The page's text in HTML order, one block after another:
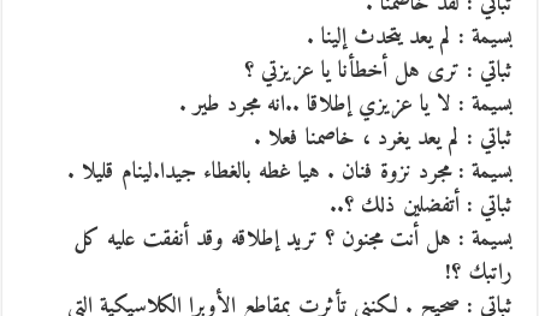
بسيمة : لم يعد يتحدث إلينا .
ثباتي : ترى هل أخطأنا يا عزيزتي ؟
بسيمة : لا يا عزيزي إطلاقا ..انه مجرد طير .
ثباتي : لم يعد يغرد ، خاصمنا فعلا .
بسيمة : مجرد نزوة فنان . هيا غطه بالغطاء جيدا.لينام قليلا .
ثباتي : أتفضلين ذلك ؟..
بسيمة : هل أنت مجنون ؟ تريد إطلاقه وقد أنفقت عليه كل
راتبك ؟!
ثباتي : صحيح . لكنني تأثرت بمقاطع الأوبرا الكلاسيكية التي